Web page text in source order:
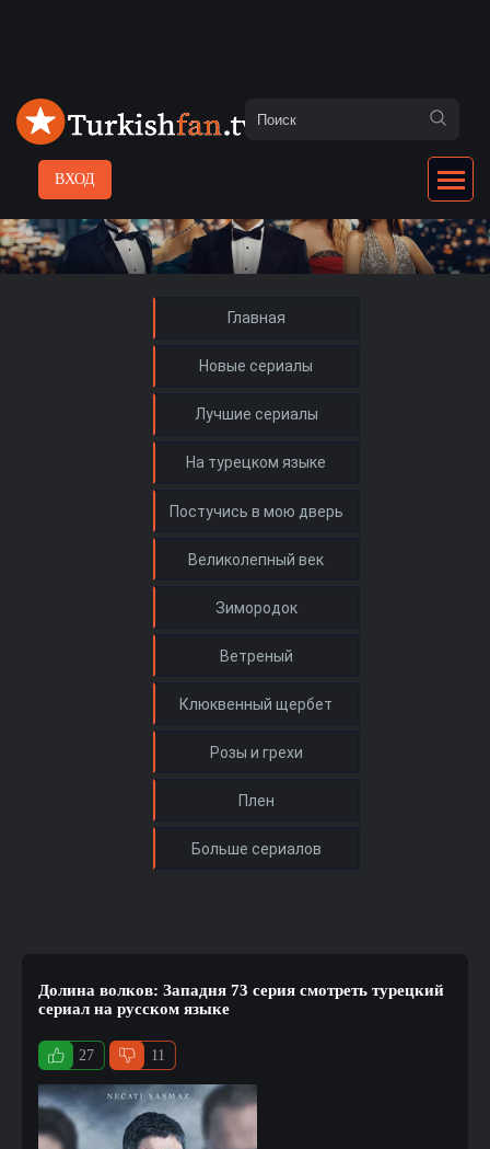
ВХОД
Главная
Новые сериалы
Лучшие сериалы
На турецком языке
Долина волков: Западня 73 серия смотреть турецкий
сериал на русском языке
27 11